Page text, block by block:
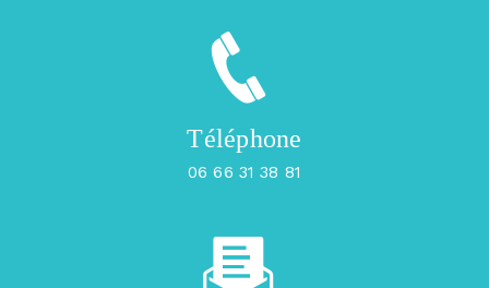
Téléphone
06 66 31 38 81